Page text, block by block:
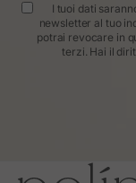
I tuoi dati
newsletter al tuo
potrai revocare in
terzi. Hai il